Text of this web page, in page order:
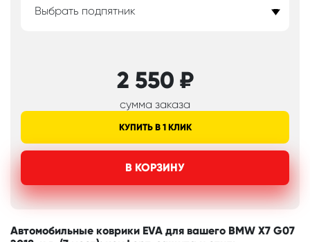
Выбрать подпятник
2 550 ₽
сумма заказа
КУПИТЬ В 1 КЛИК
В КОРЗИНУ
Автомобильные коврики EVA для вашего BMW X7 G07